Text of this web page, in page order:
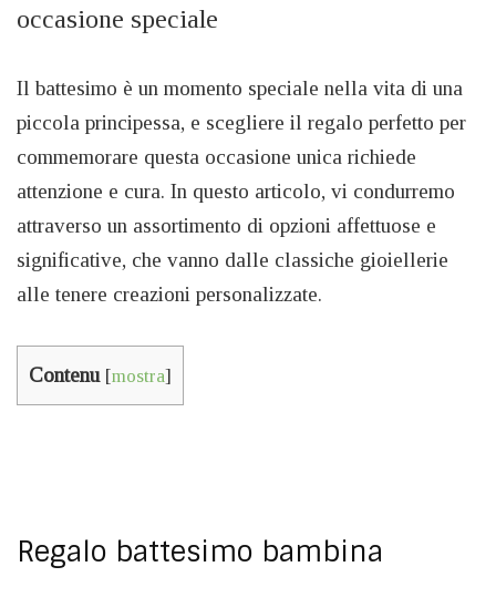
occasione speciale
Il battesimo è un momento speciale nella vita di una
piccola principessa, e scegliere il regalo perfetto per
commemorare questa occasione unica richiede
attenzione e cura. In questo articolo, vi condurremo
attraverso un assortimento di opzioni affettuose e
significative, che vanno dalle classiche gioiellerie
alle tenere creazioni personalizzate.
Contenu [mostra]
Regalo battesimo bambina